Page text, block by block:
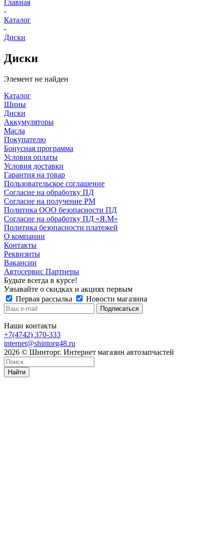
Главная
-
Каталог
-
Диски
Диски
Элемент не найден
Каталог
Шины
Диски
Аккумуляторы
Масла
Покупателю
Бонусная программа
Условия оплаты
Условия доставки
Гарантия на товар
Пользовательское соглашение
Согласие на обработку ПД
Согласие на получение РМ
Политика ООО безопасности ПД
Согласие на обработку ПД «Я.М»
Политика безопасности платежей
О компании
Контакты
Реквизиты
Вакансии
Автосервис Партнеры
Будьте всегда в курсе!
Узнавайте о скидках и акциях первым
Первая рассылка
Новости магазина
Наши контакты
+7(4742) 370-333
internet@shintorg48.ru
2026 © Шинторг. Интернет магазин автозапчастей
Найти